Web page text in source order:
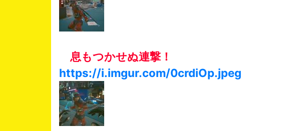
息もつかせぬ連撃！
https://i.imgur.com/0crdiOp.jpeg